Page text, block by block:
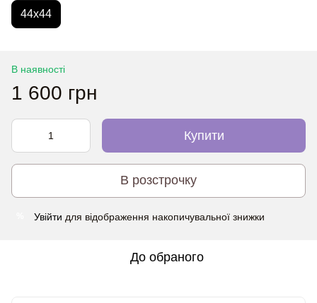
44х44
В наявності
1 600 грн
Купити
В розстрочку
Увійти для відображення накопичувальної знижки
До обраного